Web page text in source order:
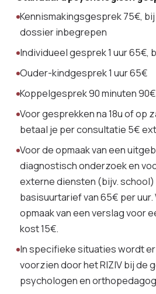
Kennismakingsgesprek 75€,
dossier inbegrepen
Individueel gesprek 1 uur 65€,
Ouder-kindgesprek 1 uur 65€
Koppelgesprek 90 minuten 90€
Voor gesprekken na 18u of op
betaal je per consultatie 5€
Voor de opmaak van een
diagnostisch onderzoek en
externe diensten (bijv.
basisuurtarief van 65€ per
opmaak van een verslag voor
kost 15€.
In specifieke situaties wordt
voorzien door het RIZIV bij de
psychologen en